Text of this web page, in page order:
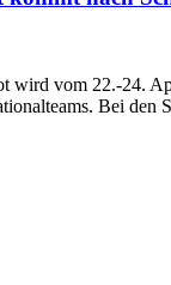
vom 22.-24.
Bei